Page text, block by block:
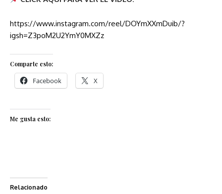
https://www.instagram.com/reel/DOYmXXmDuib/?
igsh=Z3poM2U2YmY0MXZz
Comparte esto:
Facebook X
Me gusta esto:
Relacionado